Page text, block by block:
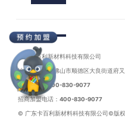
三亚市艺
三亚市进
广东卡百利新材料科技有限公司
地址：广东省佛山市顺德区大良街道府
联系电话：400-830-9077
招商加盟电话： 400-830-9077
© 广东卡百利新材料科技有限公司©版